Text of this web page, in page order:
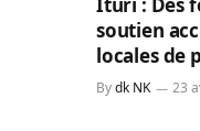
Ituri : Des
soutien
locales de
Bydk NK 23